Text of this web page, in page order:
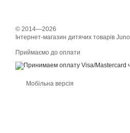
© 2014—2026
Інтернет-магазин дитячих товарів Juno
Приймаємо до оплати
Мобільна версія